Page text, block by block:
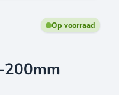
Op voorraad